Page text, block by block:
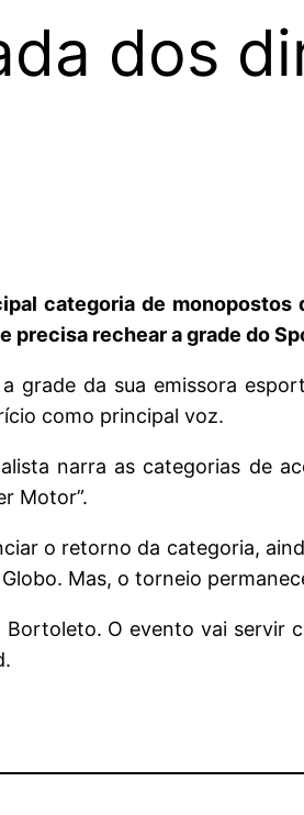
dos
categoria de monopostos
precisa rechear a grade do
da sua emissora
como principal voz.
narra as categorias de
Motor”.
o retorno da categoria,
Mas, o torneio
O evento vai servir